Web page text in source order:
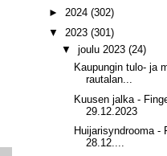
► 2024 (302)
▼ 2023 (301)
▼ joulu 2023 (24)
Kaupungin tulo- ja
rautalan...
Kuusen jalka -
29.12.2023
Huijarisyndrooma -
28.12....